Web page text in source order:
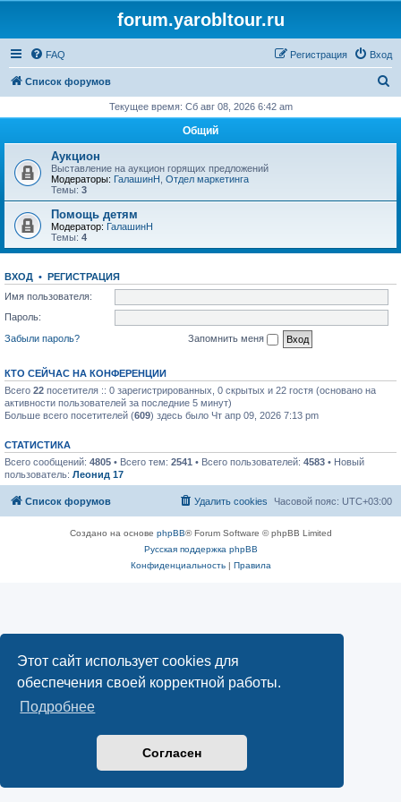
Этот сайт использует cookies для
обеспечения своей корректной работы.
Подробнее
Согласен
forum.yarobltour.ru
FAQ Вход
Регистрация
Список форумов
с
Текущее время: Сб авг 08, 2026 6:42 am
Общий
Аукцион
Выставление на аукцион горящих предложений
Модераторы: ГалашинН Отдел маркетинга
Темы: 3
Помощь детям
Модератор: ГалашинН
Темы: 4
ВХОД • РЕГИСТРАЦИЯ
Имя пользователя:
Пароль:
Забыли пароль?
Запомнить меня
КТО СЕЙЧАС НА КОНФЕРЕНЦИИ
Всего 22 посетителя :: 0 зарегистрированных, 0 скрытых и 22 гостя (основано на
активности пользователей за последние 5 минут)
Больше всего посетителей (609) здесь было Чт апр 09, 2026 7:13 pm
СТАТИСТИКА
Всего сообщений: 4805 • Всего тем: 2541 • Всего пользователей: 4583 • Новый
пользователь: Леонид 17
Список форумов Часовой пояс: UTC+03:00
Удалить cookies
Создано на основе phpBB® Forum Software © phpBB Limited
Русская поддержка phpBB
Конфиденциальность| Правила